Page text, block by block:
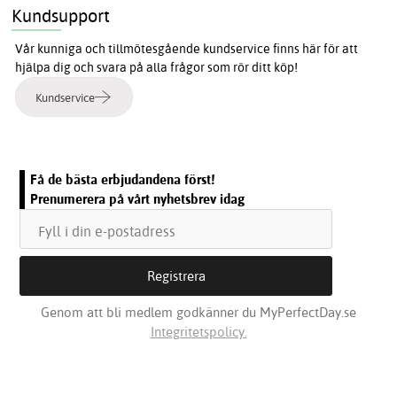
Kundsupport
Vår kunniga och tillmötesgående kundservice finns här för att
hjälpa dig och svara på alla frågor som rör ditt köp!
Kundservice
Få de bästa erbjudandena först!
Prenumerera på vårt nyhetsbrev idag
Genom att bli medlem godkänner du MyPerfectDay.se
Integritetspolicy.